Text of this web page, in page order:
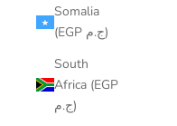
Somalia
(EGP ج.م)
South
Africa (EGP
ج.م)